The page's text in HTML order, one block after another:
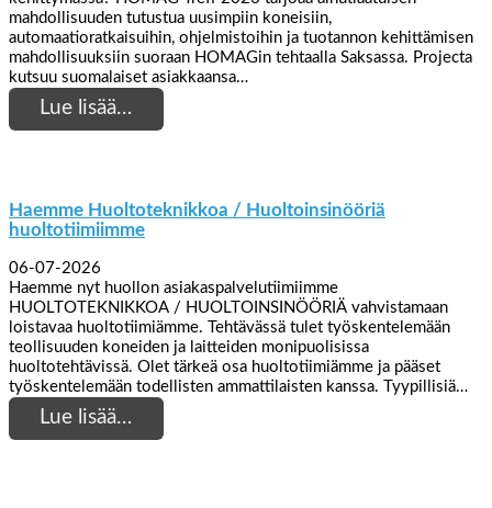
mahdollisuuden tutustua uusimpiin koneisiin,
automaatioratkaisuihin, ohjelmistoihin ja tuotannon kehittämisen
mahdollisuuksiin suoraan HOMAGin tehtaalla Saksassa. Projecta
kutsuu suomalaiset asiakkaansa…
Lue lisää…
Haemme Huoltoteknikkoa / Huoltoinsinööriä
huoltotiimiimme
06-07-2026
Haemme nyt huollon asiakaspalvelutiimiimme
HUOLTOTEKNIKKOA / HUOLTOINSINÖÖRIÄ vahvistamaan
loistavaa huoltotiimiämme. Tehtävässä tulet työskentelemään
teollisuuden koneiden ja laitteiden monipuolisissa
huoltotehtävissä. Olet tärkeä osa huoltotiimiämme ja pääset
työskentelemään todellisten ammattilaisten kanssa. Tyypillisiä…
Lue lisää…